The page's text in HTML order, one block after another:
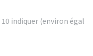
10 indiquer (environ égal